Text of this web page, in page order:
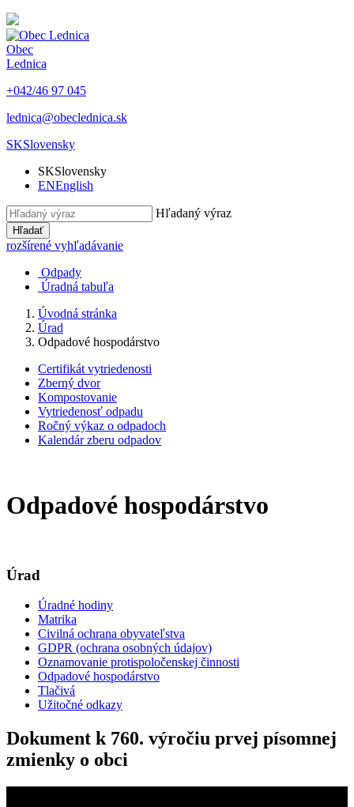
Obec
Lednica
+042/46 97 045
lednica@obeclednica.sk
SKSlovensky
SKSlovensky
ENEnglish
Hľadaný výraz
Hľadať
rozšírené vyhľadávanie
Odpady
Úradná tabuľa
Úvodná stránka
Úrad
Odpadové hospodárstvo
Certifikát vytriedenosti
Zberný dvor
Kompostovanie
Vytriedenosť odpadu
Ročný výkaz o odpadoch
Kalendár zberu odpadov
Odpadové hospodárstvo
Úrad
Úradné hodiny
Matrika
Civilná ochrana obyvateľstva
GDPR (ochrana osobných údajov)
Oznamovanie protispoločenskej činnosti
Odpadové hospodárstvo
Tlačivá
Užitočné odkazy
Dokument k 760. výročiu prvej písomnej
zmienky o obci